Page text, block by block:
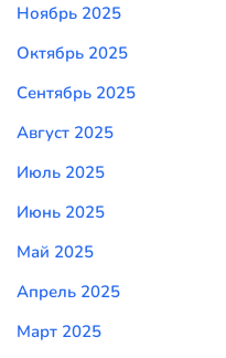
Ноябрь 2025
Октябрь 2025
Сентябрь 2025
Август 2025
Июль 2025
Июнь 2025
Май 2025
Апрель 2025
Март 2025